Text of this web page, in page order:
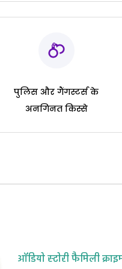
पुलिस और गैंगस्टर्स के
अनगिनत किस्से
ऑडियो स्टोरीफैमिली